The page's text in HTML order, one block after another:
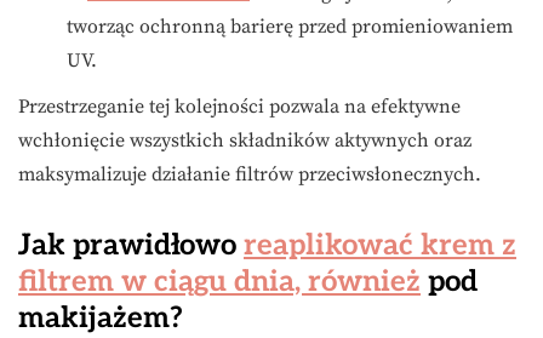
tworząc ochronną barierę przed promieniowaniem
UV.
Przestrzeganie tej kolejności pozwala na efektywne
wchłonięcie wszystkich składników aktywnych oraz
maksymalizuje działanie filtrów przeciwsłonecznych.
Jak prawidłowo reaplikować krem z
filtrem w ciągu dnia, również pod
makijażem?